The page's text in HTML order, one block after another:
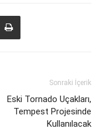
Sonraki İçerik
Eski Tornado Uçakları,
Tempest Projesinde
Kullanılacak